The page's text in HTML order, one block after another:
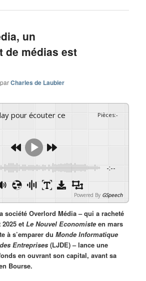
un
de médias est
parCharles de Laubier
Pièces:-
-:--
Powered By GSpeech
société Overlord Média – qui a racheté
etLe Nouvel Economiste en mars
à s’emparer duMonde Informatique
Entreprises(LJDE) – lance une
en ouvrant son capital, avant sa
Bourse.